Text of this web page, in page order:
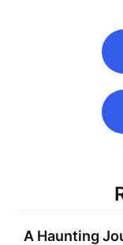
navigation
A Haunting